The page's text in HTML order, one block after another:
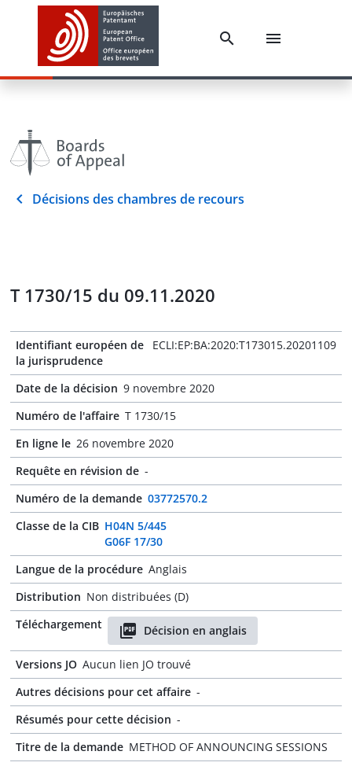
Décisions des chambres de recours
T 1730/15 du 09.11.2020
Identifiant européen de
la jurisprudence
ECLI:EP:BA:2020:T173015.20201109
Date de la décision 9 novembre 2020
Numéro de l'affaire T 1730/15
En ligne le 26 novembre 2020
Requête en révision de -
Numéro de la demande 03772570.2
Classe de la CIB H04N 5/445
G06F 17/30
Langue de la procédure Anglais
Distribution Non distribuées (D)
Téléchargement
Décision en anglais
Versions JO Aucun lien JO trouvé
Autres décisions pour cet affaire -
Résumés pour cette décision -
Titre de la demande METHOD OF ANNOUNCING SESSIONS